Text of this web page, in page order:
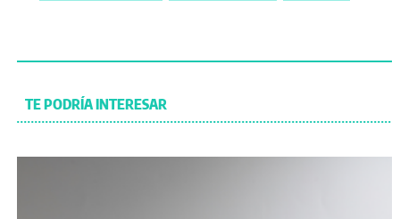
TE PODRÍA INTERESAR